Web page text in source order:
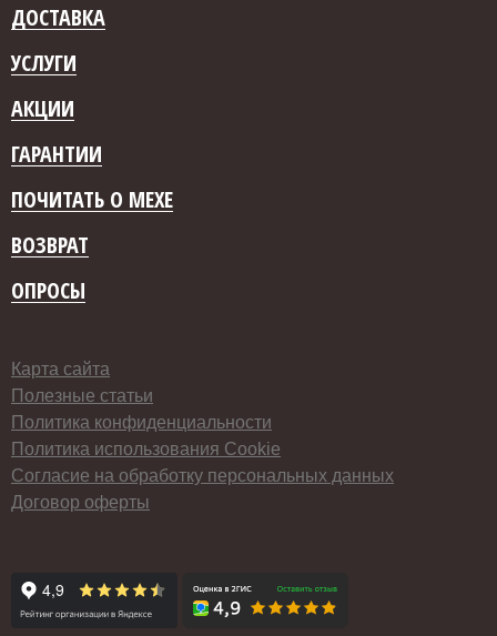
ДОСТАВКА
УСЛУГИ
АКЦИИ
ГАРАНТИИ
ПОЧИТАТЬ О МЕХЕ
ВОЗВРАТ
ОПРОСЫ
Карта сайта
Полезные статьи
Политика конфиденциальности
Политика использования Cookie
Согласие на обработку персональных данных
Договор оферты